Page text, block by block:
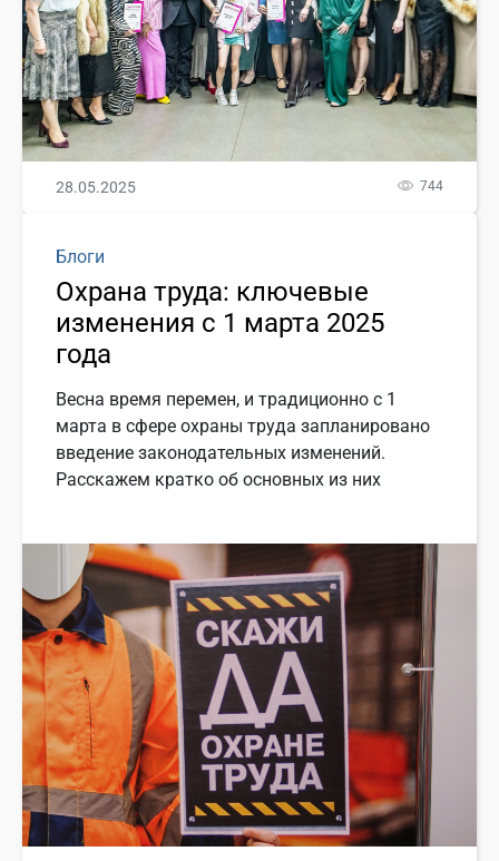
28.05.2025 744
Блоги
Охрана труда: ключевые
изменения с 1 марта 2025
года
Весна время перемен, и традиционно с 1
марта в сфере охраны труда запланировано
введение законодательных изменений.
Расскажем кратко об основных из них